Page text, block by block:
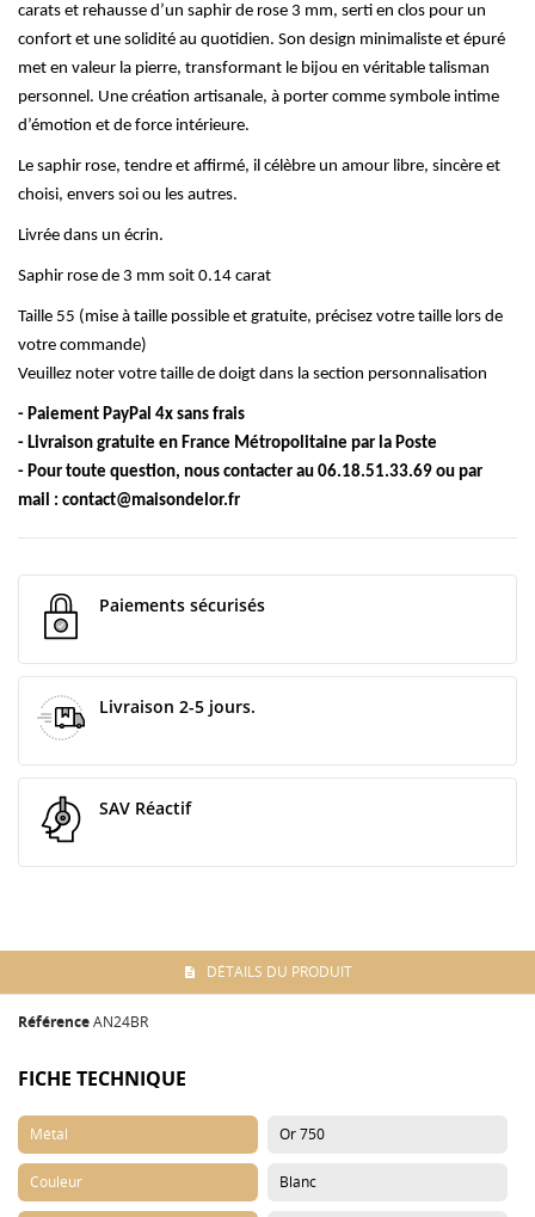
carats et rehausse d’un saphir de rose 3 mm, serti en clos pour un
confort et une solidité au quotidien. Son design minimaliste et épuré
met en valeur la pierre, transformant le bijou en véritable talisman
personnel. Une création artisanale, à porter comme symbole intime
d’émotion et de force intérieure.
Le saphir rose, tendre et affirmé, il célèbre un amour libre, sincère et
choisi, envers soi ou les autres.
Livrée dans un écrin.
Saphir rose de 3 mm soit 0.14 carat
Taille 55 (mise à taille possible et gratuite, précisez votre taille lors de
votre commande)
Veuillez noter votre taille de doigt dans la section personnalisation
- Paiement PayPal 4x sans frais
- Livraison gratuite en France Métropolitaine par la Poste
- Pour toute question, nous contacter au 06.18.51.33.69 ou par
mail : contact@maisondelor.fr
Paiements sécurisés
Livraison 2-5 jours.
SAV Réactif
DÉTAILS DU PRODUIT
RéférenceAN24BR
FICHE TECHNIQUE
Métal Or 750
Couleur Blanc